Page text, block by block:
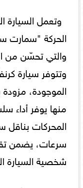
وتعمل
والتي تحسّن من
وتتوفر سيارة
الموجودة،
منها يوفر أداء
المحركات بناقل
سرعات، يضمن
شخصية السيارة